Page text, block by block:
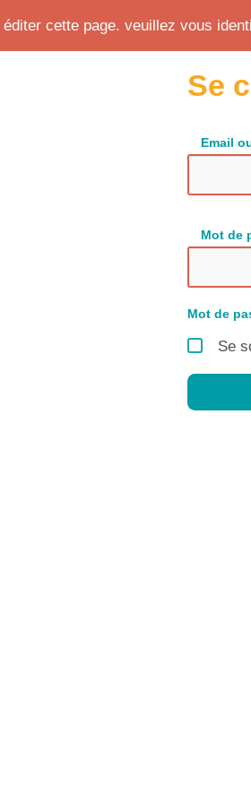
cette page. veuillez vous
Se
Email
Mot de
Mot de
Se